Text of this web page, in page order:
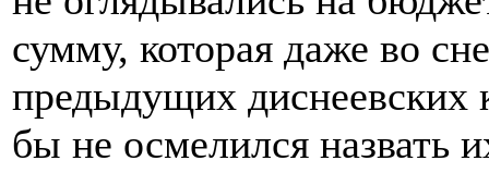
сумму, которая даже во
предыдущих диснеевских
бы не осмелился назвать